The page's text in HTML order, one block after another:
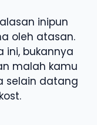
inipun
oleh atasan.
ini, bukannya
malah kamu
selain datang